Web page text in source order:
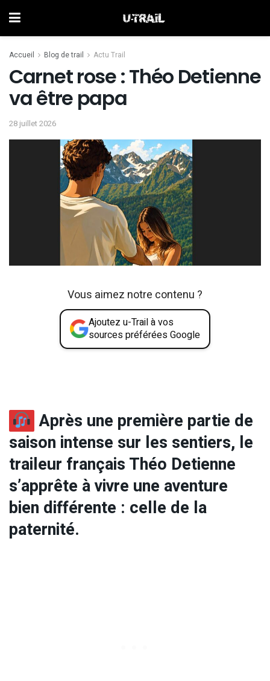
Accueil Blog de trail Actu Trail
Carnet rose : Théo Detienne
va être papa
28 juillet 2026
Vous aimez notre contenu ?
Ajoutez u-Trail à vos
sources préférées Google
Après une première partie de
saison intense sur les sentiers, le
traileur français Théo Detienne
s’apprête à vivre une aventure
bien différente : celle de la
paternité.